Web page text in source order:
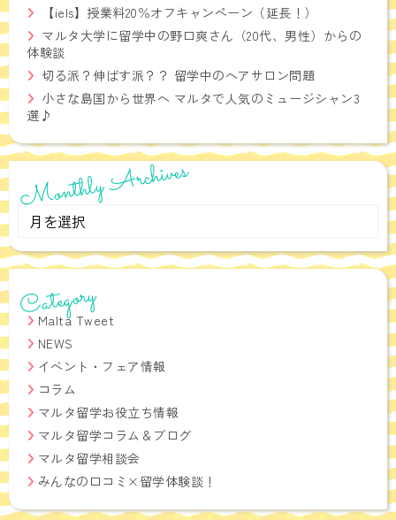
【iels】授業料20％オフキャンペーン（延長！）
マルタ大学に留学中の野口爽さん（20代、男性）からの
体験談
切る派？伸ばす派？？ 留学中のヘアサロン問題
小さな島国から世界へ マルタで人気のミュージシャン3
選♪
Monthly Archives
Monthly
Archives
Category
Malta Tweet
NEWS
イベント・フェア情報
コラム
マルタ留学お役立ち情報
マルタ留学コラム＆ブログ
マルタ留学相談会
みんなの口コミ×留学体験談！